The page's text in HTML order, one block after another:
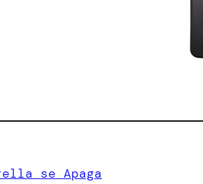
se Apaga